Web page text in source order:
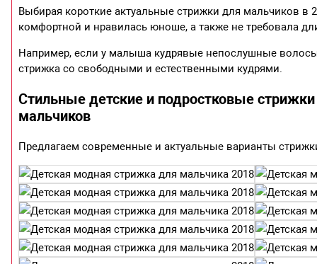
Выбирая короткие актуальные стрижки для мальчиков в
комфортной и нравилась юноше, а также не требовала
Например, если у малыша кудрявые непослушные
стрижка со свободными и естественными кудрями.
Стильные детские и подростковые
мальчиков
Предлагаем современные и актуальные варианты